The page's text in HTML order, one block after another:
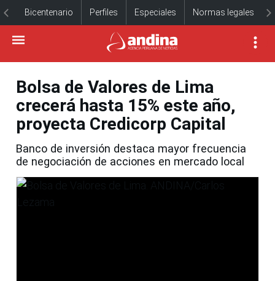
Bicentenario Perfiles Especiales Normas legales
Bolsa de Valores de Lima
crecerá hasta 15% este año,
proyecta Credicorp Capital
Banco de inversión destaca mayor frecuencia
de negociación de acciones en mercado local